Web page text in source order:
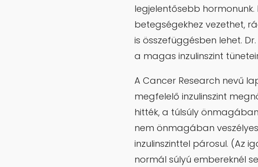
legjelentősebb
betegségekhez vezethet,
is összefüggésben lehet.
a magas inzulinszint
A Cancer Research nevű
megfelelő inzulinszint
hitték, a túlsúly
nem önmagában
inzulinszinttel párosul. (Az
normál súlyú embereknél